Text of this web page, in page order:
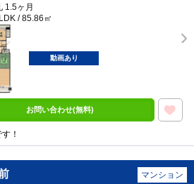
1.5ヶ月
/ 85.86㎡
動画あり
お問い合わせ(無料)
！
マンション